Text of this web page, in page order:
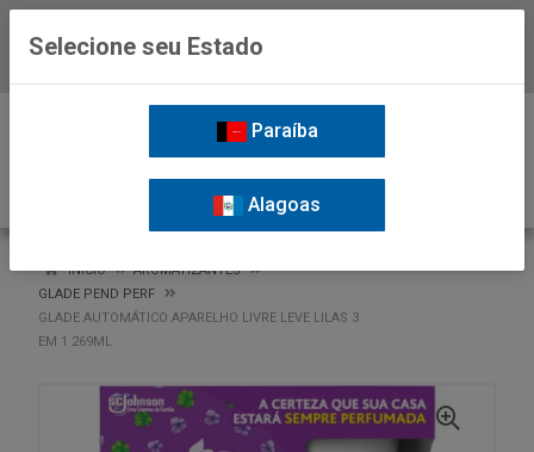
INÍCIO
AROMATIZANTES
GLADE PEND PERF
GLADE AUTOMÁTICO APARELHO LIVRE LEVE LILAS 3
EM 1 269ML
Selecione seu Estado
Paraíba
Alagoas